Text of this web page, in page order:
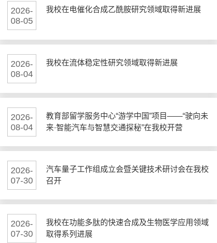
2026-
08-05
我校在电催化合成乙酰胺研究领域取得新进展
2026-
08-04
我校在流体稳定性研究领域取得新进展
2026-
08-04
教育部留学服务中心“游学中国”项目——“驶向未
来·智能汽车与智慧交通探秘”在我校开营
2026-
07-30
汽车量子工作组成立会暨关键技术研讨会在我校
召开
2026-
07-30
我校在功能多肽的快速合成及生物医学应用领域
取得系列进展